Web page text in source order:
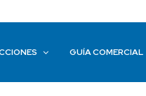
GUÍA COMERCIAL